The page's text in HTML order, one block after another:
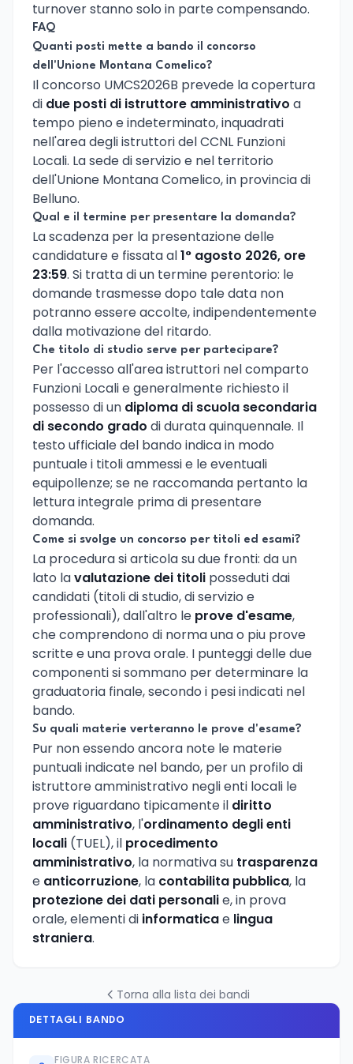
turnover stanno solo in parte compensando.
FAQ
Quanti posti mette a bando il concorso
dell'Unione Montana Comelico?
Il concorso UMCS2026B prevede la copertura
di due posti di istruttore amministrativo a
tempo pieno e indeterminato, inquadrati
nell'area degli istruttori del CCNL Funzioni
Locali. La sede di servizio e nel territorio
dell'Unione Montana Comelico, in provincia di
Belluno.
Qual e il termine per presentare la domanda?
La scadenza per la presentazione delle
candidature e fissata al1° agosto 2026, ore
23:59. Si tratta di un termine perentorio: le
domande trasmesse dopo tale data non
potranno essere accolte, indipendentemente
dalla motivazione del ritardo.
Che titolo di studio serve per partecipare?
Per l'accesso all'area istruttori nel comparto
Funzioni Locali e generalmente richiesto il
possesso di un diploma di scuola secondaria
di secondo grado di durata quinquennale. Il
testo ufficiale del bando indica in modo
puntuale i titoli ammessi e le eventuali
equipollenze; se ne raccomanda pertanto la
lettura integrale prima di presentare
domanda.
Come si svolge un concorso per titoli ed esami?
La procedura si articola su due fronti: da un
lato lavalutazione dei titoli posseduti dai
candidati (titoli di studio, di servizio e
professionali), dall'altro le prove d'esame,
che comprendono di norma una o piu prove
scritte e una prova orale. I punteggi delle due
componenti si sommano per determinare la
graduatoria finale, secondo i pesi indicati nel
bando.
Su quali materie verteranno le prove d'esame?
Pur non essendo ancora note le materie
puntuali indicate nel bando, per un profilo di
istruttore amministrativo negli enti locali le
prove riguardano tipicamente il diritto
amministrativo, l'ordinamento degli enti
locali (TUEL), il procedimento
amministrativo, la normativa su trasparenza
e anticorruzione, la contabilita pubblica, la
protezione dei dati personalie, in prova
orale, elementi di informaticae lingua
straniera.
Torna alla lista dei bandi
DETTAGLI BANDO
FIGURA RICERCATA